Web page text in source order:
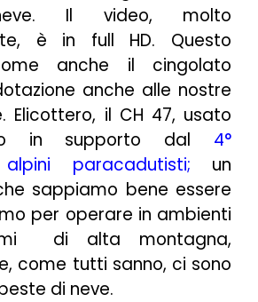
Il video, molto
è in full HD. Questo
anche il cingolato
anche alle nostre
Elicottero, il CH 47, usato
in supporto dal 4°
paracadutisti; un
sappiamo bene essere
per operare in ambienti
di alta montagna,
come tutti sanno, ci sono
di neve.